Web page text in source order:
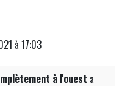
à 17:03
à l'ouest a